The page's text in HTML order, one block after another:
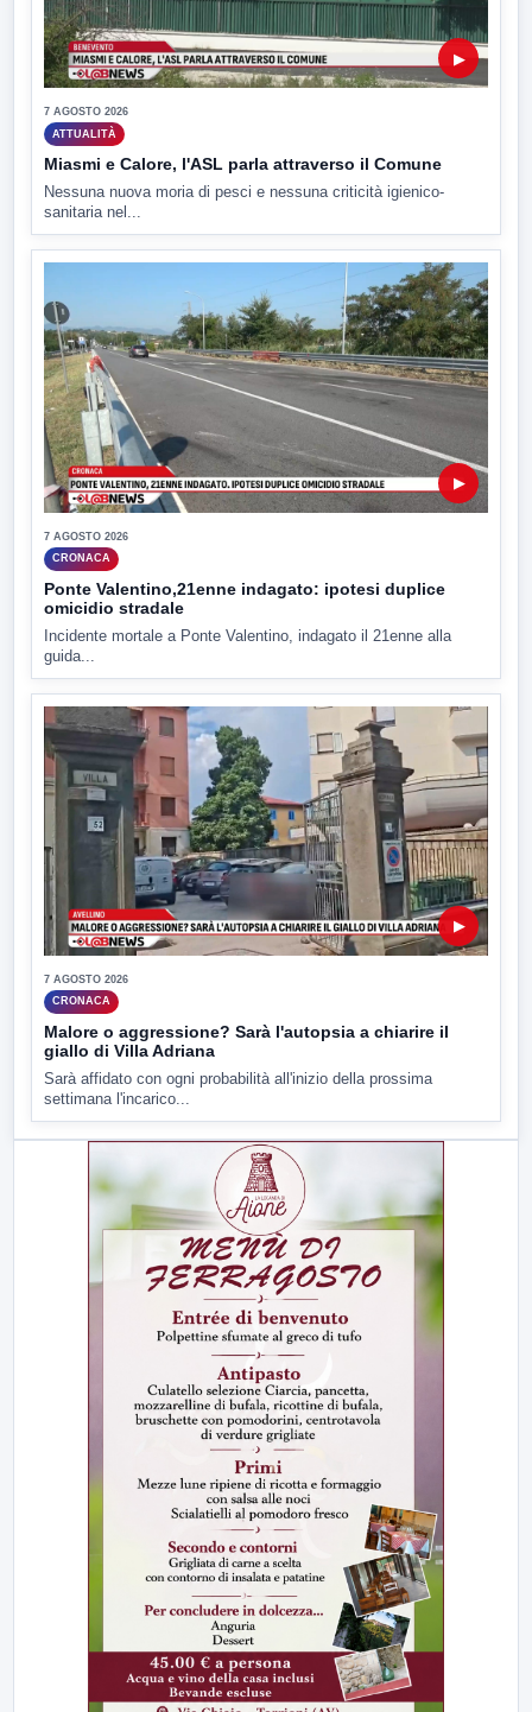
▶
7 AGOSTO 2026
ATTUALITÀ
Miasmi e Calore, l'ASL parla attraverso il Comune
Nessuna nuova moria di pesci e nessuna criticità igienico-
sanitaria nel...
▶
7 AGOSTO 2026
CRONACA
Ponte Valentino,21enne indagato: ipotesi duplice
omicidio stradale
Incidente mortale a Ponte Valentino, indagato il 21enne alla
guida...
▶
7 AGOSTO 2026
CRONACA
Malore o aggressione? Sarà l'autopsia a chiarire il
giallo di Villa Adriana
Sarà affidato con ogni probabilità all'inizio della prossima
settimana l'incarico...